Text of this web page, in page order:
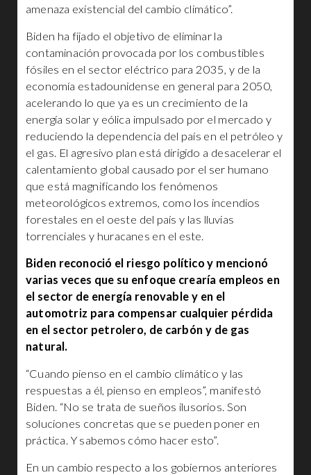
amenaza existencial del cambio climático”.
Biden ha fijado el objetivo de eliminar la
contaminación provocada por los combustibles
fósiles en el sector eléctrico para 2035, y de la
economía estadounidense en general para 2050,
acelerando lo que ya es un crecimiento de la
energía solar y eólica impulsado por el mercado y
reduciendo la dependencia del país en el petróleo y
el gas. El agresivo plan está dirigido a desacelerar el
calentamiento global causado por el ser humano
que está magnificando los fenómenos
meteorológicos extremos, como los incendios
forestales en el oeste del país y las lluvias
torrenciales y huracanes en el este.
Biden reconoció el riesgo político y mencionó
varias veces que su enfoque crearía empleos en
el sector de energía renovable y en el
automotriz para compensar cualquier pérdida
en el sector petrolero, de carbón y de gas
natural.
“Cuando pienso en el cambio climático y las
respuestas a él, pienso en empleos”, manifestó
Biden. “No se trata de sueños ilusorios. Son
soluciones concretas que se pueden poner en
práctica. Y sabemos cómo hacer esto”.
En un cambio respecto a los gobiernos anteriores